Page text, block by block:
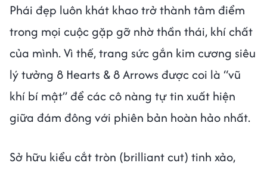
Phái đẹp luôn khát khao trở thành tâm điểm
trong mọi cuộc gặp gỡ nhờ thần thái, khí chất
của mình. Vì thế, trang sức gắn kim cương siêu
lý tưởng 8 Hearts & 8 Arrows được coi là “vũ
khí bí mật” để các cô nàng tự tin xuất hiện
giữa đám đông với phiên bản hoàn hảo nhất.
Sở hữu kiểu cắt tròn (brilliant cut) tinh xảo,